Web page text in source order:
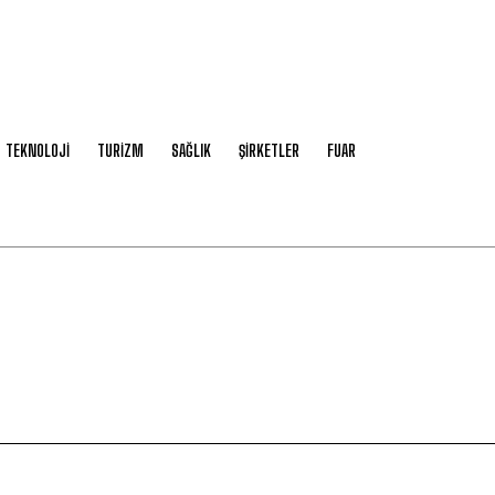
TEKNOLOJİ TURİZM SAĞLIK ŞİRKETLER
FUAR